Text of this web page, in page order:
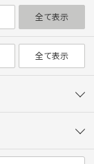
全て表示
全て表示